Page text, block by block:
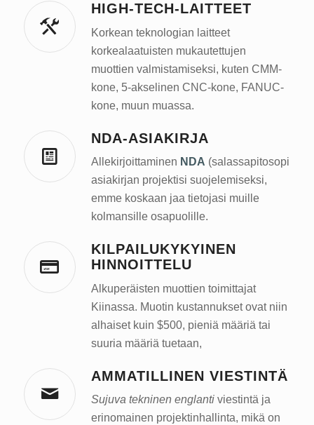
HIGH-TECH-LAITTEET
Korkean teknologian laitteet
korkealaatuisten mukautettujen
muottien valmistamiseksi, kuten CMM-
kone, 5-akselinen CNC-kone, FANUC-
kone, muun muassa.
NDA-ASIAKIRJA
Allekirjoittaminen NDA (salassapitosopimus)
asiakirjan projektisi suojelemiseksi,
emme koskaan jaa tietojasi muille
kolmansille osapuolille.
KILPAILUKYKYINEN
HINNOITTELU
Alkuperäisten muottien toimittajat
Kiinassa. Muotin kustannukset ovat niin
alhaiset kuin $500, pieniä määriä tai
suuria määriä tuetaan,
AMMATILLINEN VIESTINTÄ
Sujuva tekninen englantiviestintä ja
erinomainen projektinhallinta, mikä on